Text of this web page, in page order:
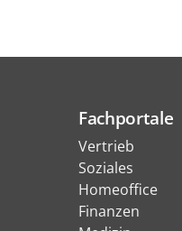
Fachportale
Vertrieb
Soziales
Homeoffice
Finanzen